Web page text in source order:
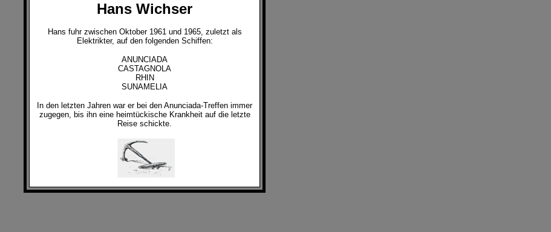
Hans Wichser
Hans fuhr zwischen Oktober 1961 und 1965, zuletzt als
Elektrikter, auf den folgenden Schiffen:
ANUNCIADA
CASTAGNOLA
RHIN
SUNAMELIA
In den letzten Jahren war er bei den Anunciada-Treffen immer
zugegen, bis ihn eine heimtückische Krankheit auf die letzte
Reise schickte.